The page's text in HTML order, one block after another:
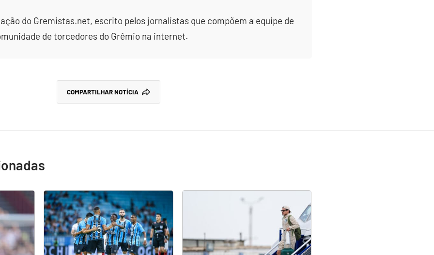
do Gremistas.net, escrito pelos jornalistas que compõem a equipe de
de torcedores do Grêmio na internet.
COMPARTILHAR NOTÍCIA